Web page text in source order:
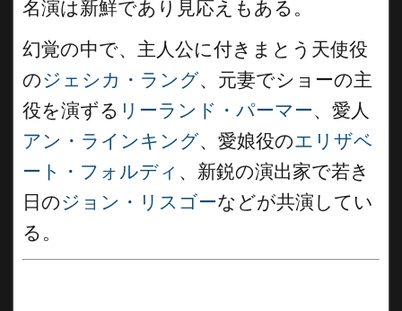
名演は新鮮であり見応えもある。
幻覚の中で、主人公に付きまとう天使役
のジェシカ・ラング、元妻でショーの主
役を演ずる リーランド・パーマー、愛人
アン・ラインキング、愛娘役のエリザベ
ート・フォルディ 、新鋭の演出家で若き
日のジョン・リスゴーなどが共演してい
る。